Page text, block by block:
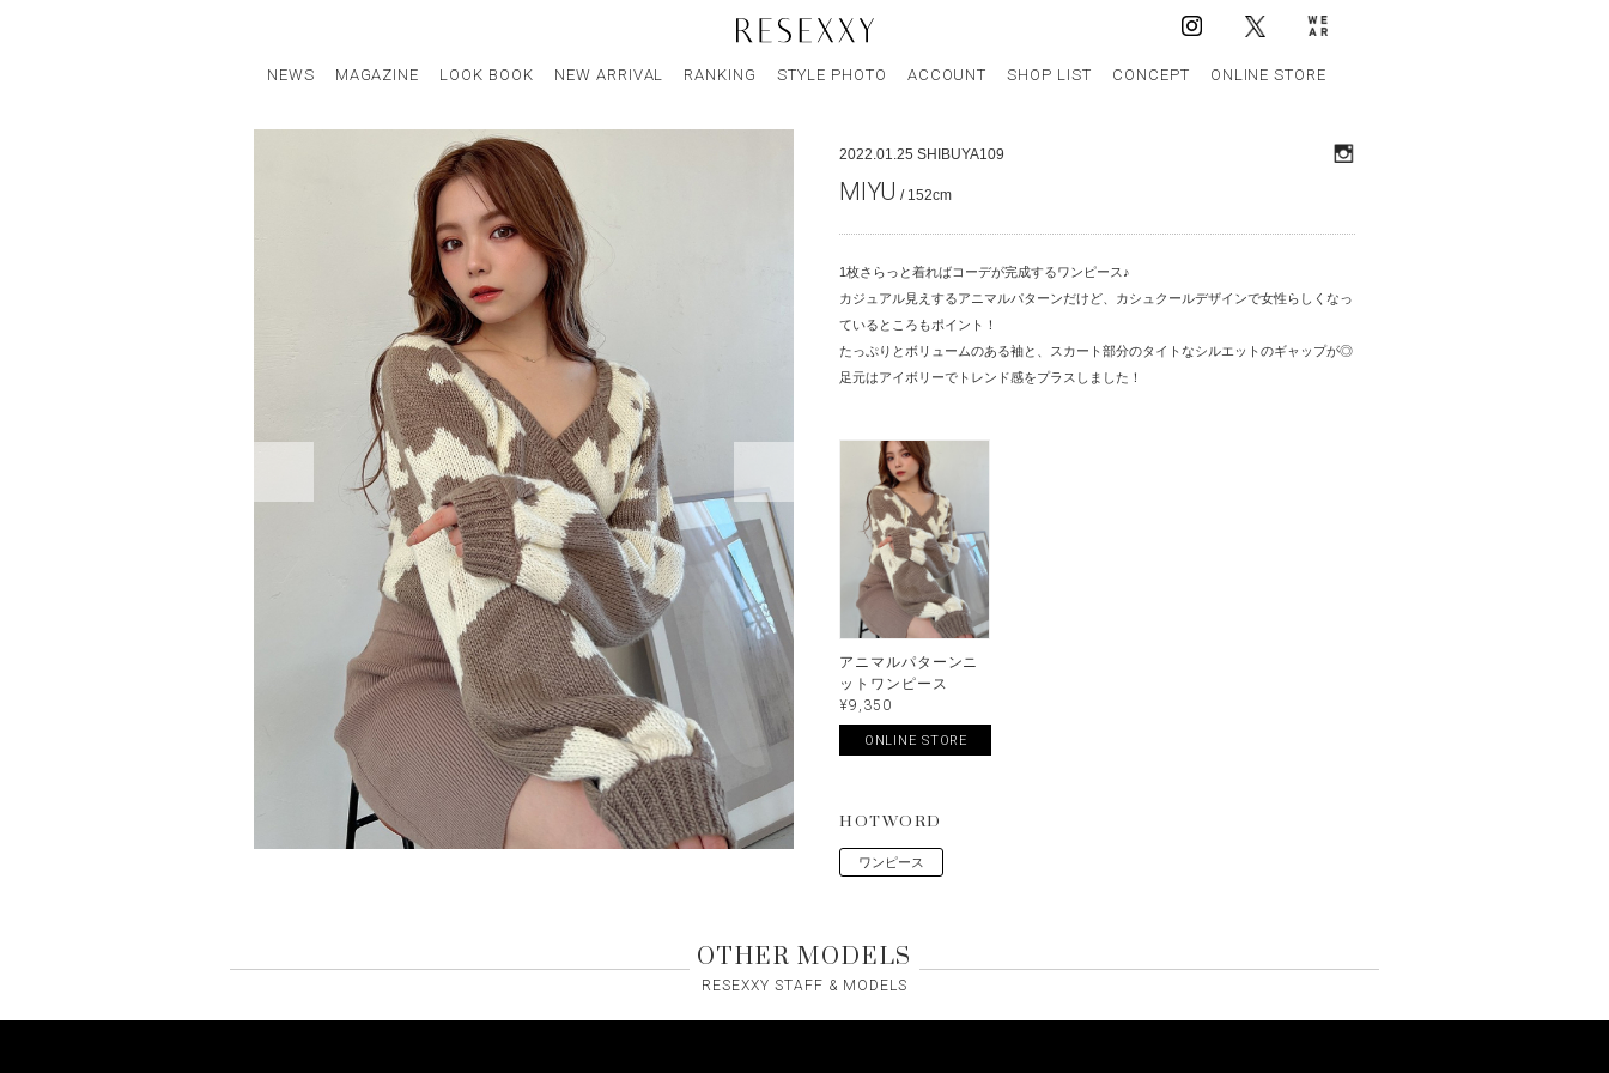
NEWS MAGAZINE LOOK BOOK NEW ARRIVAL RANKING STYLE PHOTO ACCOUNT SHOP LIST CONCEPT ONLINE STORE
2022.01.25 SHIBUYA109
MIYU / 152cm
1枚さらっと着ればコーデが完成するワンピース♪
カジュアル見えするアニマルパターンだけど、カシュクールデザインで女性らしくなっ
ているところもポイント！
たっぷりとボリュームのある袖と、スカート部分のタイトなシルエットのギャップが◎
足元はアイボリーでトレンド感をプラスしました！
アニマルパターンニ
ットワンピース
¥9,350
ONLINE STORE
HOTWORD
ワンピース
OTHER MODELS
RESEXXY STAFF & MODELS